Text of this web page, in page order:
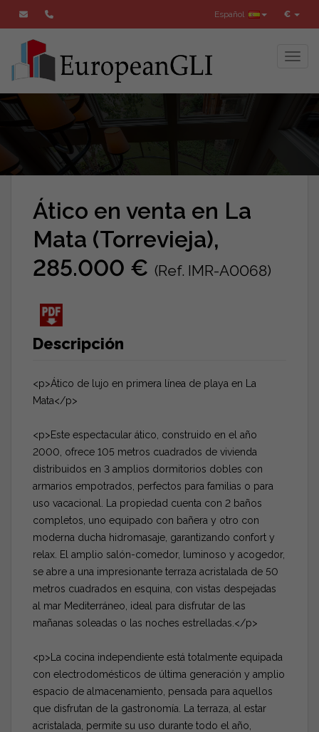
€
Español
Ático en venta en La
Mata (Torrevieja),
285.000 € (Ref. IMR-A0068)
Descripción
<p>Ático de lujo en primera línea de playa en La
Mata</p>
<p>Este espectacular ático, construido en el año
2000, ofrece 105 metros cuadrados de vivienda
distribuidos en 3 amplios dormitorios dobles con
armarios empotrados, perfectos para familias o para
uso vacacional. La propiedad cuenta con 2 baños
completos, uno equipado con bañera y otro con
moderna ducha hidromasaje, garantizando confort y
relax. El amplio salón-comedor, luminoso y acogedor,
se abre a una impresionante terraza acristalada de 50
metros cuadrados en esquina, con vistas despejadas
al mar Mediterráneo, ideal para disfrutar de las
mañanas soleadas o las noches estrelladas.</p>
<p>La cocina independiente está totalmente equipada
con electrodomésticos de última generación y amplio
espacio de almacenamiento, pensada para aquellos
que disfrutan de la gastronomía. La terraza, al estar
acristalada, permite su uso durante todo el año,